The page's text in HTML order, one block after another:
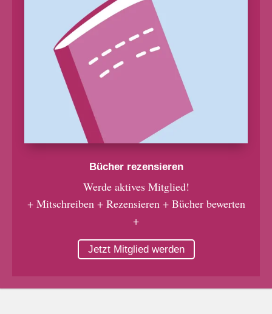
Bücher rezensieren
Werde aktives Mitglied!
+ Mitschreiben + Rezensieren + Bücher bewerten
+
Jetzt Mitglied werden